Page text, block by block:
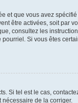
et que vous avez
être activées, soit par
consultez les
Si vous êtes
Si tel est le cas,
de la corriger.